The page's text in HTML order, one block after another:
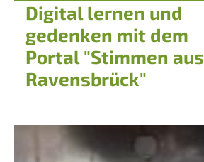
Digital lernen und
gedenken mit dem
Portal "Stimmen aus
Ravensbrück"